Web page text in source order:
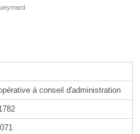
à conseil d'administration